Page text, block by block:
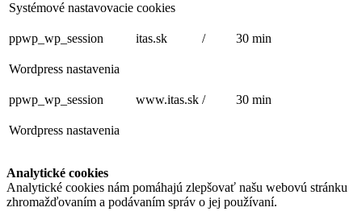
Systémové nastavovacie cookies
ppwp_wp_session itas.sk / 30 min
Wordpress nastavenia
ppwp_wp_session www.itas.sk / 30 min
Wordpress nastavenia
Analytické cookies
Analytické cookies nám pomáhajú zlepšovať našu webovú stránku
zhromažďovaním a podávaním správ o jej používaní.